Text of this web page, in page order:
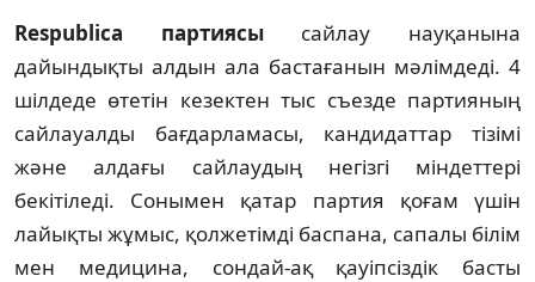
Respublica партиясысайлау науқанына
дайындықты алдын ала бастағанын мәлімдеді. 4
шілдеде өтетін кезектен тыс съезде партияның
сайлауалды бағдарламасы, кандидаттар тізімі
және алдағы сайлаудың негізгі міндеттері
бекітіледі. Сонымен қатар партия қоғам үшін
лайықты жұмыс, қолжетімді баспана, сапалы білім
мен медицина, сондай-ақ қауіпсіздік басты